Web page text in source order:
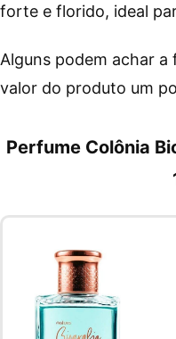
forte e florido, ideal
Alguns podem achar
valor do produto um
Perfume Colônia